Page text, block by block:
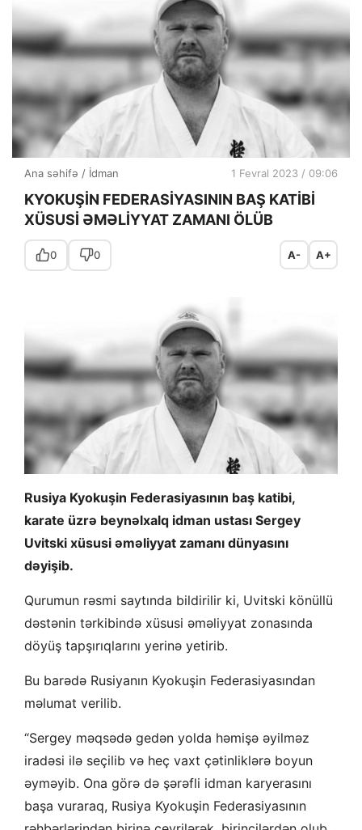
Ana səhifə / İdman 1 Fevral 2023 / 09:06
KYOKUŞİN FEDERASİYASININ BAŞ KATİBİ
XÜSUSİ ƏMƏLİYYAT ZAMANI ÖLÜB
0 0 A- A+
Rusiya Kyokuşin Federasiyasının baş katibi,
karate üzrə beynəlxalq idman ustası Sergey
Uvitski xüsusi əməliyyat zamanı dünyasını
dəyişib.
Qurumun rəsmi saytında bildirilir ki, Uvitski könüllü
dəstənin tərkibində xüsusi əməliyyat zonasında
döyüş tapşırıqlarını yerinə yetirib.
Bu barədə Rusiyanın Kyokuşin Federasiyasından
məlumat verilib.
“Sergey məqsədə gedən yolda həmişə əyilməz
iradəsi ilə seçilib və heç vaxt çətinliklərə boyun
əyməyib. Ona görə də şərəfli idman karyerasını
başa vuraraq, Rusiya Kyokuşin Federasiyasının